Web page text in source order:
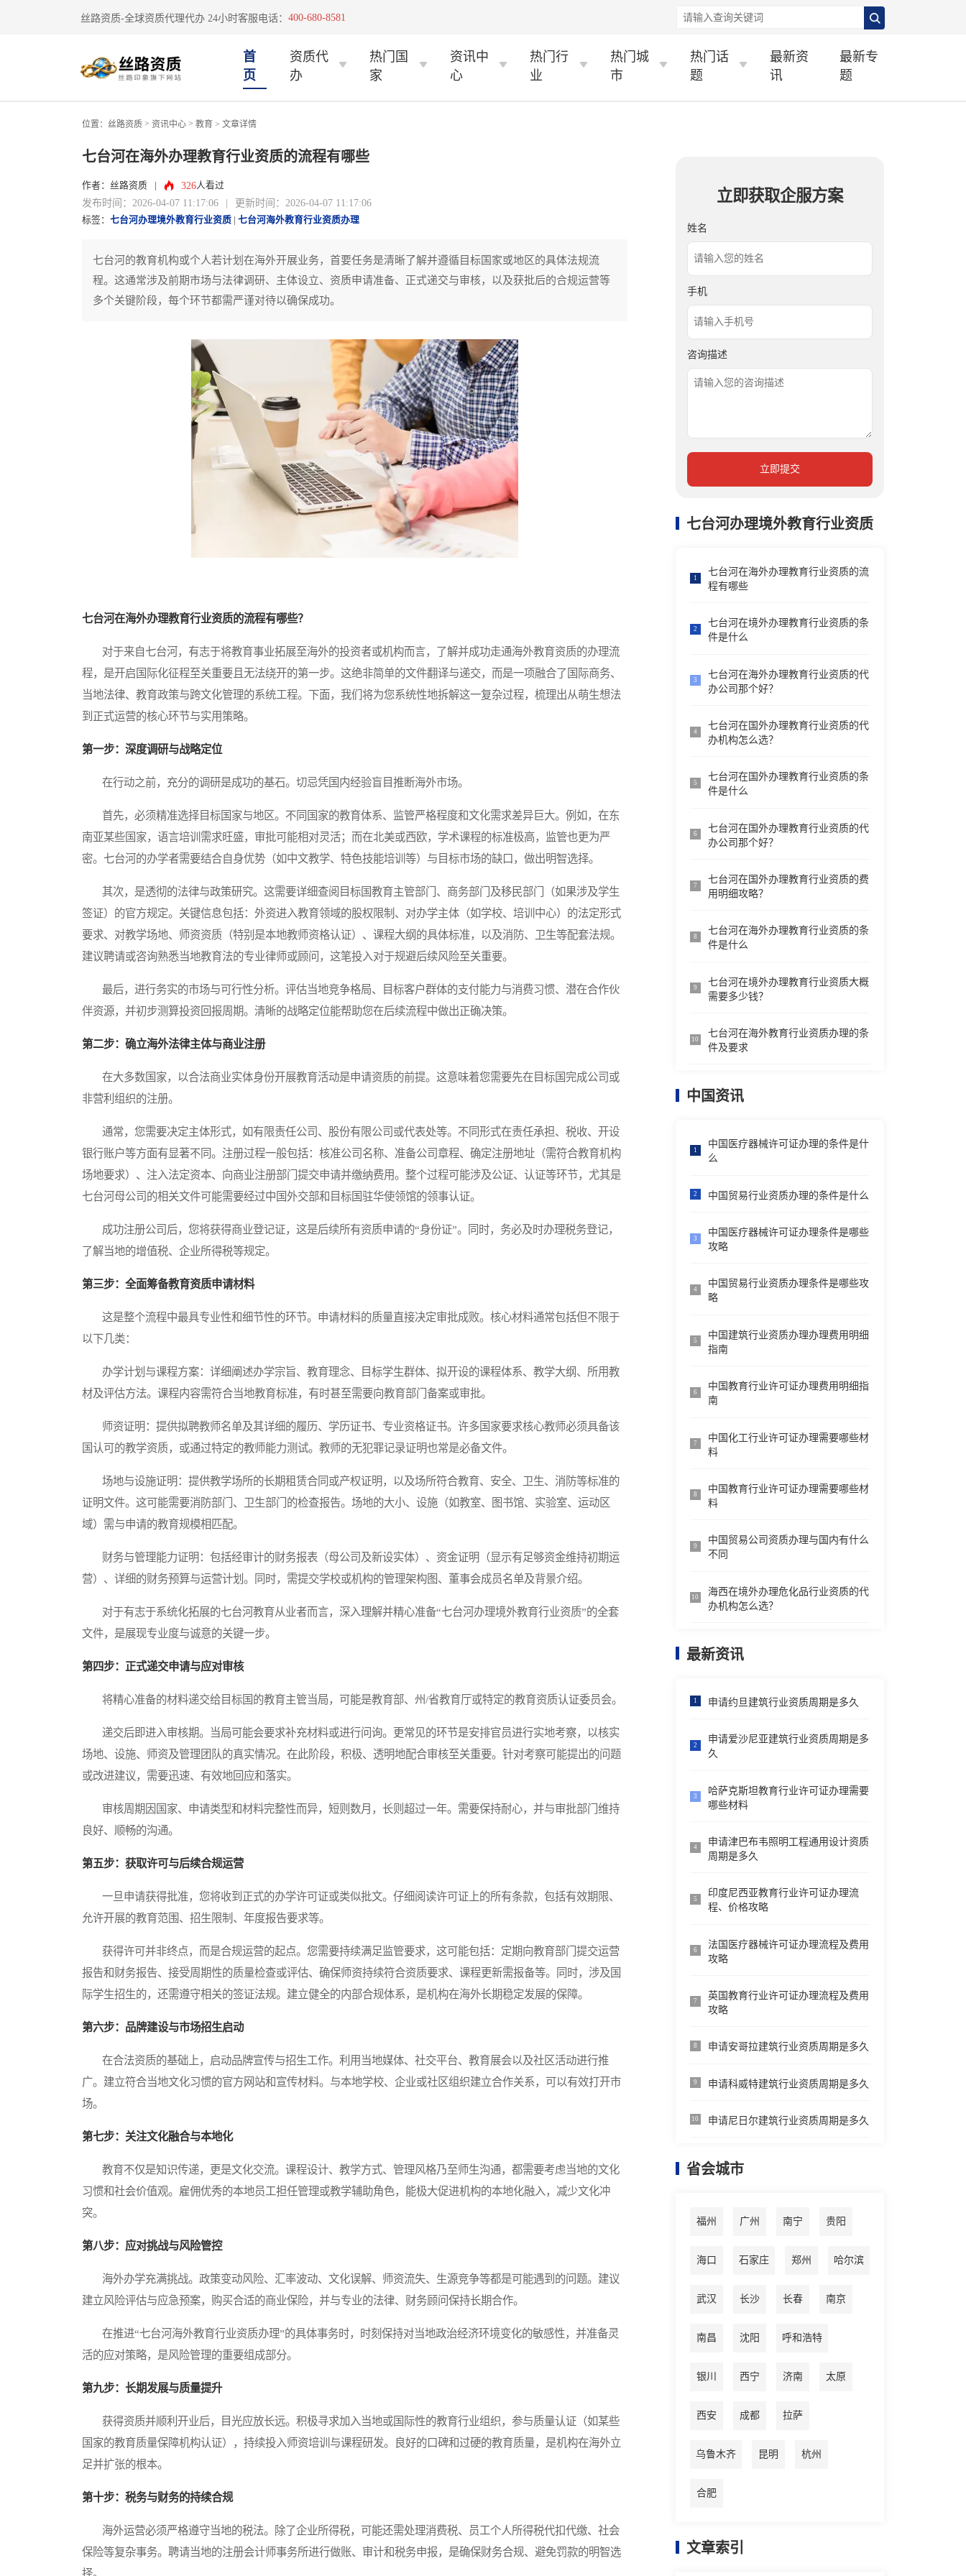
丝路资质-全球资质代理代办 24小时客服电话： 400-680-8581
首
页
资质代
办
热门国
家
资讯中
心
热门行
业
热门城
市
热门话
题
最新资
讯
最新专
题
位置： 丝路资质 > 资讯中心 > 教育 > 文章详情
七台河在海外办理教育行业资质的流程有哪些
作者：丝路资质 326人看过
发布时间：2026-04-07 11:17:06 | 更新时间：2026-04-07 11:17:06
标签： 七台河办理境外教育行业资质 七台河海外教育行业资质办理
七台河的教育机构或个人若计划在海外开展业务，首要任务是清晰了解并遵循目标国家或地区的具体法规流
程。这通常涉及前期市场与法律调研、主体设立、资质申请准备、正式递交与审核，以及获批后的合规运营等
多个关键阶段，每个环节都需严谨对待以确保成功。
七台河在海外办理教育行业资质的流程有哪些？
对于来自七台河，有志于将教育事业拓展至海外的投资者或机构而言，了解并成功走通海外教育资质的办理流
程，是开启国际化征程至关重要且无法绕开的第一步。这绝非简单的文件翻译与递交，而是一项融合了国际商务、
当地法律、教育政策与跨文化管理的系统工程。下面，我们将为您系统性地拆解这一复杂过程，梳理出从萌生想法
到正式运营的核心环节与实用策略。
第一步：深度调研与战略定位
在行动之前，充分的调研是成功的基石。切忌凭国内经验盲目推断海外市场。
首先，必须精准选择目标国家与地区。不同国家的教育体系、监管严格程度和文化需求差异巨大。例如，在东
南亚某些国家，语言培训需求旺盛，审批可能相对灵活；而在北美或西欧，学术课程的标准极高，监管也更为严
密。七台河的办学者需要结合自身优势（如中文教学、特色技能培训等）与目标市场的缺口，做出明智选择。
其次，是透彻的法律与政策研究。这需要详细查阅目标国教育主管部门、商务部门及移民部门（如果涉及学生
签证）的官方规定。关键信息包括：外资进入教育领域的股权限制、对办学主体（如学校、培训中心）的法定形式
要求、对教学场地、师资资质（特别是本地教师资格认证）、课程大纲的具体标准，以及消防、卫生等配套法规。
建议聘请或咨询熟悉当地教育法的专业律师或顾问，这笔投入对于规避后续风险至关重要。
最后，进行务实的市场与可行性分析。评估当地竞争格局、目标客户群体的支付能力与消费习惯、潜在合作伙
伴资源，并初步测算投资回报周期。清晰的战略定位能帮助您在后续流程中做出正确决策。
第二步：确立海外法律主体与商业注册
在大多数国家，以合法商业实体身份开展教育活动是申请资质的前提。这意味着您需要先在目标国完成公司或
非营利组织的注册。
通常，您需要决定主体形式，如有限责任公司、股份有限公司或代表处等。不同形式在责任承担、税收、开设
银行账户等方面有显著不同。注册过程一般包括：核准公司名称、准备公司章程、确定注册地址（需符合教育机构
场地要求）、注入法定资本、向商业注册部门提交申请并缴纳费用。整个过程可能涉及公证、认证等环节，尤其是
七台河母公司的相关文件可能需要经过中国外交部和目标国驻华使领馆的领事认证。
成功注册公司后，您将获得商业登记证，这是后续所有资质申请的“身份证”。同时，务必及时办理税务登记，
了解当地的增值税、企业所得税等规定。
第三步：全面筹备教育资质申请材料
这是整个流程中最具专业性和细节性的环节。申请材料的质量直接决定审批成败。核心材料通常包括但不限于
以下几类：
办学计划与课程方案：详细阐述办学宗旨、教育理念、目标学生群体、拟开设的课程体系、教学大纲、所用教
材及评估方法。课程内容需符合当地教育标准，有时甚至需要向教育部门备案或审批。
师资证明：提供拟聘教师名单及其详细的履历、学历证书、专业资格证书。许多国家要求核心教师必须具备该
国认可的教学资质，或通过特定的教师能力测试。教师的无犯罪记录证明也常是必备文件。
场地与设施证明：提供教学场所的长期租赁合同或产权证明，以及场所符合教育、安全、卫生、消防等标准的
证明文件。这可能需要消防部门、卫生部门的检查报告。场地的大小、设施（如教室、图书馆、实验室、运动区
域）需与申请的教育规模相匹配。
财务与管理能力证明：包括经审计的财务报表（母公司及新设实体）、资金证明（显示有足够资金维持初期运
营）、详细的财务预算与运营计划。同时，需提交学校或机构的管理架构图、董事会成员名单及背景介绍。
对于有志于系统化拓展的七台河教育从业者而言，深入理解并精心准备“七台河办理境外教育行业资质”的全套
文件，是展现专业度与诚意的关键一步。
第四步：正式递交申请与应对审核
将精心准备的材料递交给目标国的教育主管当局，可能是教育部、州/省教育厅或特定的教育资质认证委员会。
递交后即进入审核期。当局可能会要求补充材料或进行问询。更常见的环节是安排官员进行实地考察，以核实
场地、设施、师资及管理团队的真实情况。在此阶段，积极、透明地配合审核至关重要。针对考察可能提出的问题
或改进建议，需要迅速、有效地回应和落实。
审核周期因国家、申请类型和材料完整性而异，短则数月，长则超过一年。需要保持耐心，并与审批部门维持
良好、顺畅的沟通。
第五步：获取许可与后续合规运营
一旦申请获得批准，您将收到正式的办学许可证或类似批文。仔细阅读许可证上的所有条款，包括有效期限、
允许开展的教育范围、招生限制、年度报告要求等。
获得许可并非终点，而是合规运营的起点。您需要持续满足监管要求，这可能包括：定期向教育部门提交运营
报告和财务报告、接受周期性的质量检查或评估、确保师资持续符合资质要求、课程更新需报备等。同时，涉及国
际学生招生的，还需遵守相关的签证法规。建立健全的内部合规体系，是机构在海外长期稳定发展的保障。
第六步：品牌建设与市场招生启动
在合法资质的基础上，启动品牌宣传与招生工作。利用当地媒体、社交平台、教育展会以及社区活动进行推
广。建立符合当地文化习惯的官方网站和宣传材料。与本地学校、企业或社区组织建立合作关系，可以有效打开市
场。
第七步：关注文化融合与本地化
教育不仅是知识传递，更是文化交流。课程设计、教学方式、管理风格乃至师生沟通，都需要考虑当地的文化
习惯和社会价值观。雇佣优秀的本地员工担任管理或教学辅助角色，能极大促进机构的本地化融入，减少文化冲
突。
第八步：应对挑战与风险管控
海外办学充满挑战。政策变动风险、汇率波动、文化误解、师资流失、生源竞争等都是可能遇到的问题。建议
建立风险评估与应急预案，购买合适的商业保险，并与专业的法律、财务顾问保持长期合作。
在推进“七台河海外教育行业资质办理”的具体事务时，时刻保持对当地政治经济环境变化的敏感性，并准备灵
活的应对策略，是风险管理的重要组成部分。
第九步：长期发展与质量提升
获得资质并顺利开业后，目光应放长远。积极寻求加入当地或国际性的教育行业组织，参与质量认证（如某些
国家的教育质量保障机构认证），持续投入师资培训与课程研发。良好的口碑和过硬的教育质量，是机构在海外立
足并扩张的根本。
第十步：税务与财务的持续合规
海外运营必须严格遵守当地的税法。除了企业所得税，可能还需处理消费税、员工个人所得税代扣代缴、社会
保险等复杂事务。聘请当地的注册会计师事务所进行做账、审计和税务申报，是确保财务合规、避免罚款的明智选
择。
立即获取企服方案
姓名
手机
咨询描述
立即提交
七台河办理境外教育行业资质
1
七台河在海外办理教育行业资质的流
程有哪些
2
七台河在境外办理教育行业资质的条
件是什么
3
七台河在海外办理教育行业资质的代
办公司那个好？
4
七台河在国外办理教育行业资质的代
办机构怎么选？
5
七台河在国外办理教育行业资质的条
件是什么
6
七台河在国外办理教育行业资质的代
办公司那个好？
7
七台河在国外办理教育行业资质的费
用明细攻略？
8
七台河在海外办理教育行业资质的条
件是什么
9
七台河在境外办理教育行业资质大概
需要多少钱？
10
七台河在海外教育行业资质办理的条
件及要求
中国资讯
1
中国医疗器械许可证办理的条件是什
么
2 中国贸易行业资质办理的条件是什么
3
中国医疗器械许可证办理条件是哪些
攻略
4
中国贸易行业资质办理条件是哪些攻
略
5
中国建筑行业资质办理办理费用明细
指南
6
中国教育行业许可证办理费用明细指
南
7
中国化工行业许可证办理需要哪些材
料
8
中国教育行业许可证办理需要哪些材
料
9
中国贸易公司资质办理与国内有什么
不同
10
海西在境外办理危化品行业资质的代
办机构怎么选？
最新资讯
1 申请约旦建筑行业资质周期是多久
2
申请爱沙尼亚建筑行业资质周期是多
久
3
哈萨克斯坦教育行业许可证办理需要
哪些材料
4
申请津巴布韦照明工程通用设计资质
周期是多久
5
印度尼西亚教育行业许可证办理流
程、价格攻略
6
法国医疗器械许可证办理流程及费用
攻略
7
英国教育行业许可证办理流程及费用
攻略
8 申请安哥拉建筑行业资质周期是多久
9 申请科威特建筑行业资质周期是多久
10 申请尼日尔建筑行业资质周期是多久
省会城市
福州 广州 南宁 贵阳
海口 石家庄 郑州 哈尔滨
武汉 长沙 长春 南京
南昌 沈阳 呼和浩特
银川 西宁 济南 太原
西安 成都 拉萨
乌鲁木齐 昆明 杭州
合肥
文章索引